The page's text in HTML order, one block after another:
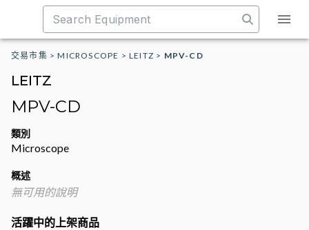
交易市集 >MICROSCOPE >LEITZ > MPV-CD
LEITZ
MPV-CD
類別
Microscope
概述
無可用的說明
活躍中的上架商品